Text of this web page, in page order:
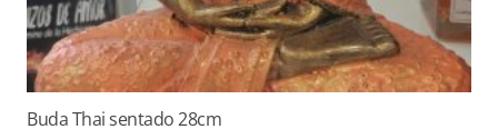
Buda Thai sentado 28cm